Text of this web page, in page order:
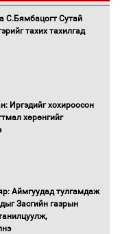
С.Бямбацогт Сутай
тахих тахилгад
Иргэдийг хохироосон
хөрөнгийг
Аймгуудад тулгамдаж
Засгийн газрын